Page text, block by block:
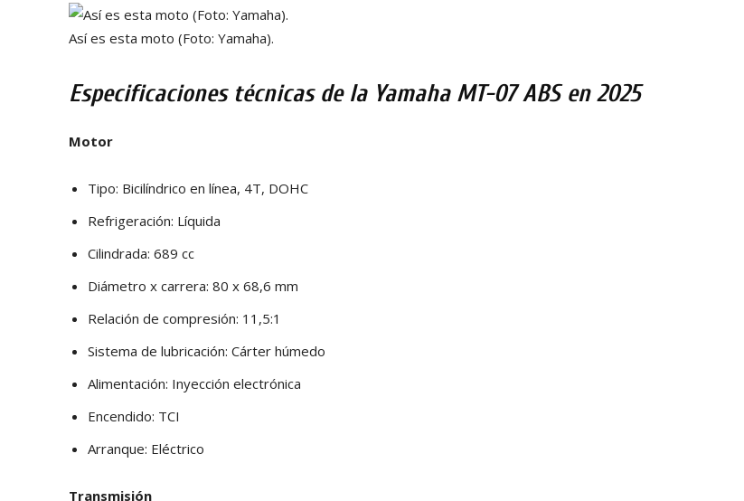
Así es esta moto (Foto: Yamaha).
Especificaciones técnicas de la Yamaha MT-07 ABS en 2025
Motor
Tipo: Bicilíndrico en línea, 4T, DOHC
Refrigeración: Líquida
Cilindrada: 689 cc
Diámetro x carrera: 80 x 68,6 mm
Relación de compresión: 11,5:1
Sistema de lubricación: Cárter húmedo
Alimentación: Inyección electrónica
Encendido: TCI
Arranque: Eléctrico
Transmisión